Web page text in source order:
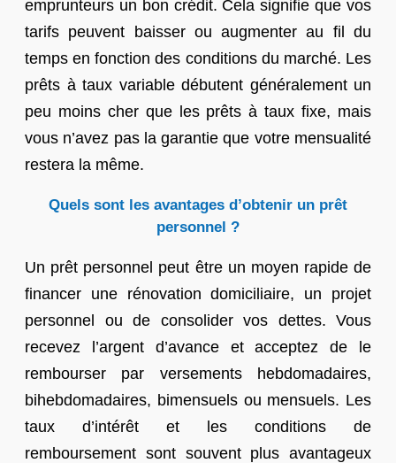
emprunteurs un bon crédit. Cela signifie que vos
tarifs peuvent baisser ou augmenter au fil du
temps en fonction des conditions du marché. Les
prêts à taux variable débutent généralement un
peu moins cher que les prêts à taux fixe, mais
vous n’avez pas la garantie que votre mensualité
restera la même.
Quels sont les avantages d’obtenir un prêt
personnel ?
Un prêt personnel peut être un moyen rapide de
financer une rénovation domiciliaire, un projet
personnel ou de consolider vos dettes. Vous
recevez l’argent d’avance et acceptez de le
rembourser par versements hebdomadaires,
bihebdomadaires, bimensuels ou mensuels. Les
taux d’intérêt et les conditions de
remboursement sont souvent plus avantageux